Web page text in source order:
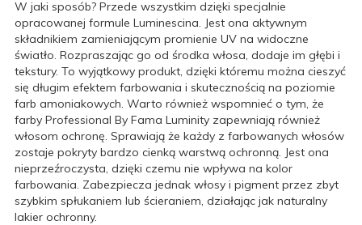
W jaki sposób? Przede wszystkim dzięki specjalnie
opracowanej formule Luminescina. Jest ona aktywnym
składnikiem zamieniającym promienie UV na widoczne
światło. Rozpraszając go od środka włosa, dodaje im głębi i
tekstury. To wyjątkowy produkt, dzięki któremu można cieszyć
się długim efektem farbowania i skutecznością na poziomie
farb amoniakowych. Warto również wspomnieć o tym, że
farby Professional By Fama Luminity zapewniają również
włosom ochronę. Sprawiają że każdy z farbowanych włosów
zostaje pokryty bardzo cienką warstwą ochronną. Jest ona
nieprzeźroczysta, dzięki czemu nie wpływa na kolor
farbowania. Zabezpiecza jednak włosy i pigment przez zbyt
szybkim spłukaniem lub ścieraniem, działając jak naturalny
lakier ochronny.